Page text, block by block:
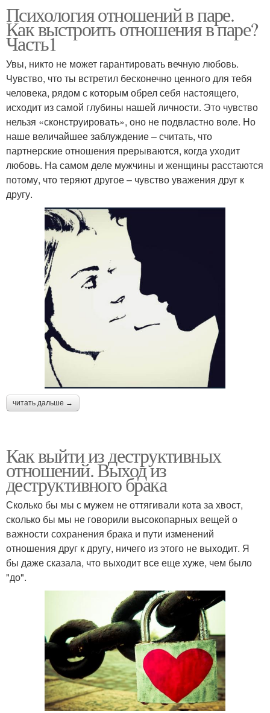
Психология отношений в паре.
Как выстроить отношения в паре?
Часть1
Увы, никто не может гарантировать вечную любовь.
Чувство, что ты встретил бесконечно ценного для тебя
человека, рядом с которым обрел себя настоящего,
исходит из самой глубины нашей личности. Это чувство
нельзя «сконструировать», оно не подвластно воле. Но
наше величайшее заблуждение – считать, что
партнерские отношения прерываются, когда уходит
любовь. На самом деле мужчины и женщины расстаются
потому, что теряют другое – чувство уважения друг к
другу.
читать дальше →
Как выйти из деструктивных
отношений. Выход из
деструктивного брака
Сколько бы мы с мужем не оттягивали кота за хвост,
сколько бы мы не говорили высокопарных вещей о
важности сохранения брака и пути изменений
отношения друг к другу, ничего из этого не выходит. Я
бы даже сказала, что выходит все еще хуже, чем было
"до".